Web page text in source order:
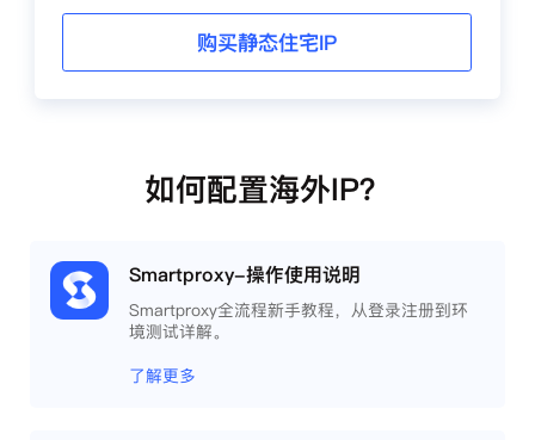
购买静态住宅IP
如何配置海外IP？
Smartproxy-操作使用说明
Smartproxy全流程新手教程，从登录注册到环
境测试详解。
了解更多